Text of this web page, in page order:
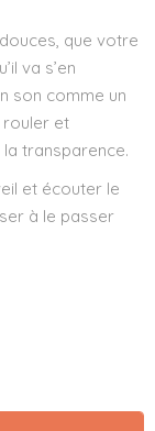
que votre
va s’en
son comme un
rouler et
transparence.
et écouter le
à le passer